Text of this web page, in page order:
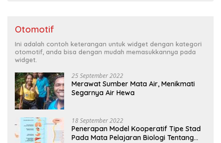
Otomotif
Ini adalah contoh keterangan untuk widget dengan kategori
otomotif, anda bisa dengan mudah memasukkannya pada
widget.
25 September 2022
Merawat Sumber Mata Air, Menikmati
Segarnya Air Hewa
18 September 2022
Penerapan Model Kooperatif Tipe Stad
Pada Mata Pelajaran Biologi Tentang